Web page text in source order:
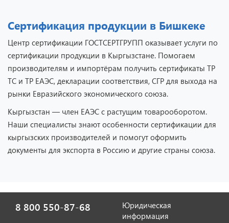
Отзыв от представителя
кафе "Весна".
Отзыв от представителя ИП
"Диана Тенникова".
Сертификация продукции в Бишкеке
Центр сертификации ГОСТСЕРТГРУПП оказывает услуги по
сертификации продукции в Кыргызстане. Помогаем
производителям и импортёрам получить сертификаты ТР
ТС и ТР ЕАЭС, декларации соответствия, СГР для выхода на
рынки Евразийского экономического союза.
Кыргызстан — член ЕАЭС с растущим товарооборотом.
Наши специалисты знают особенности сертификации для
кыргызских производителей и помогут оформить
документы для экспорта в Россию и другие страны союза.
8 800 550-87-68
Юридическая
информация